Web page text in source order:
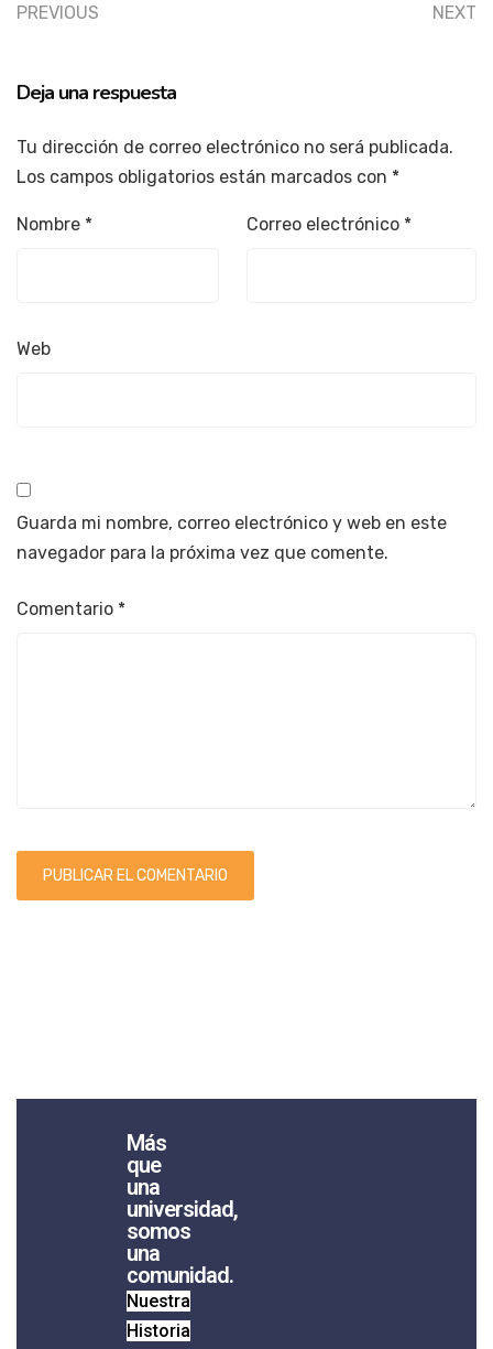
PREVIOUS NEXT
Deja una respuesta
Tu dirección de correo electrónico no será publicada.
Los campos obligatorios están marcados con *
Nombre * Correo electrónico *
Web
Guarda mi nombre, correo electrónico y web en este
navegador para la próxima vez que comente.
Comentario *
Más
que
una
universidad,
somos
una
comunidad.
Nuestra
Historia